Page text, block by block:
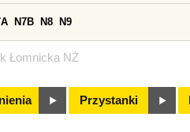
Łomnicka NŻ
N7B N8 N9
Przystanki